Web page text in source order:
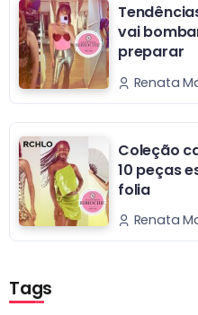
vai
preparar
Renata
Coleção
10 peças
folia
Renata
Tags